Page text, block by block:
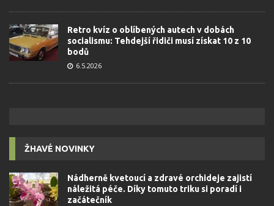
Retro kvíz o oblíbených autech v dobách
socialismu: Tehdejší řidiči musí získat 10 z 10
bodů
6.5.2026
ŽHAVÉ NOVINKY
Nádherně kvetoucí a zdravé orchideje zajistí
náležitá péče. Díky tomuto triku si poradí i
začátečník